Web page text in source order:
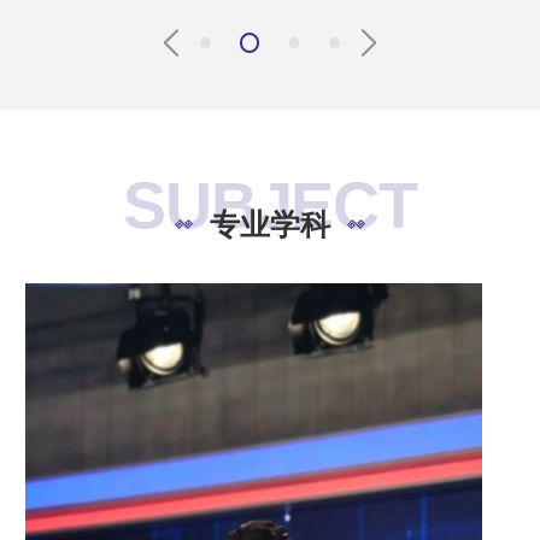
SUBJECT
专业学科